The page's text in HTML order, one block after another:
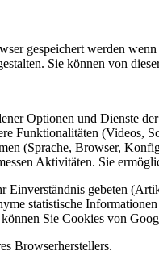
gespeichert werden
Sie können von
Optionen und Dienste
Funktionalitäten (Videos,
(Sprache, Browser,
Aktivitäten. Sie
gebeten
statistische
Sie Cookies von
Browserherstellers.